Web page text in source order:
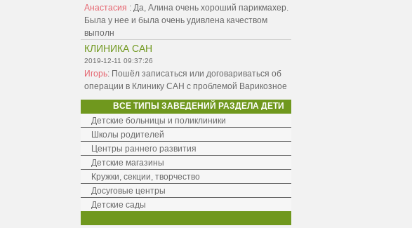
Анастасия : Да, Алина очень хороший парикмахер.
Была у нее и была очень удивлена качеством
выполн
КЛИНИКА САН
2019-12-11 09:37:26
Игорь: Пошёл записаться или договариваться об
операции в Клинику САН с проблемой Варикозное
ВСЕ ТИПЫ ЗАВЕДЕНИЙ РАЗДЕЛА ДЕТИ
Детские больницы и поликлиники
Школы родителей
Центры раннего развития
Детские магазины
Кружки, секции, творчество
Досуговые центры
Детские сады